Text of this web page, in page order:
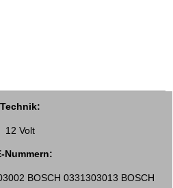
Technik:
12 Volt
Nummern:
BOSCH 0331303013 BOSCH